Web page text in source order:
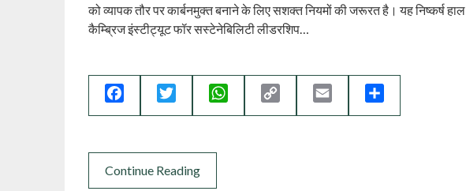
को व्यापक तौर पर कार्बनमुक्त बनाने के लिए सशक्त नियमों की जरूरत है। यह निष्कर्ष
कैम्ब्रिज इंस्टीट्यूट फॉर सस्टेनेबिलिटी लीडरशिप…
Facebook Twitter WhatsApp
Link
Continue Reading